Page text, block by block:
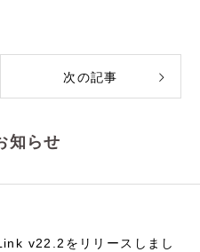
次の記事
知らせ
v22.2をリリースしまし